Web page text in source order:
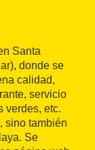
Santa
donde se
calidad,
servicio
verdes, etc.
sino también
Se